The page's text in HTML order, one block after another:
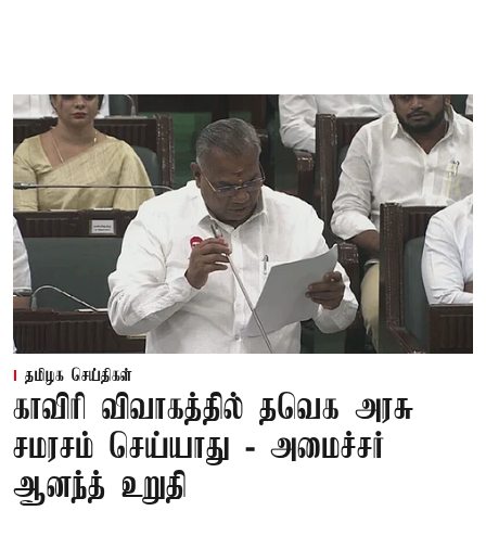
தமிழக செய்திகள்
காவிரி விவாகத்தில் தவெக அரசு
சமரசம் செய்யாது - அமைச்சர்
ஆனந்த் உறுதி